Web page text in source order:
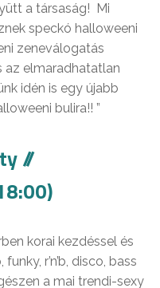
a társaság! Mi
speckó halloweeni
zeneválogatás
az elmaradhatatlan
idén is egy újabb
bulira!! ”
//
korai kezdéssel és
r’n’b, disco, bass
a mai trendi-sexy